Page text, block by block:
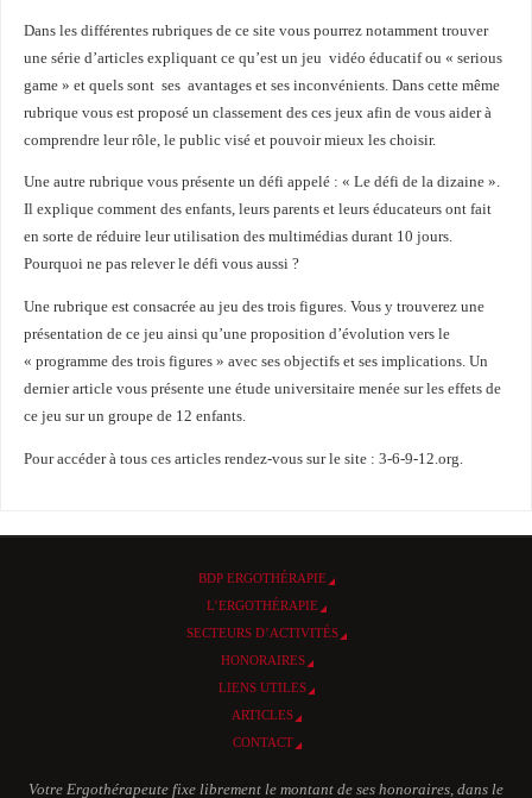
Dans les différentes rubriques de ce site vous pourrez notamment trouver
une série d’articles expliquant ce qu’est un jeu vidéo éducatif ou « serious
game » et quels sont ses avantages et ses inconvénients. Dans cette même
rubrique vous est proposé un classement des ces jeux afin de vous aider à
comprendre leur rôle, le public visé et pouvoir mieux les choisir.
Une autre rubrique vous présente un défi appelé : « Le défi de la dizaine ».
Il explique comment des enfants, leurs parents et leurs éducateurs ont fait
en sorte de réduire leur utilisation des multimédias durant 10 jours.
Pourquoi ne pas relever le défi vous aussi ?
Une rubrique est consacrée au jeu des trois figures. Vous y trouverez une
présentation de ce jeu ainsi qu’une proposition d’évolution vers le
« programme des trois figures » avec ses objectifs et ses implications. Un
dernier article vous présente une étude universitaire menée sur les effets de
ce jeu sur un groupe de 12 enfants.
Pour accéder à tous ces articles rendez-vous sur le site : 3-6-9-12.org.
BDP ERGOTHÉRAPIE
L’ERGOTHÉRAPIE
SECTEURS D’ACTIVITÉS
HONORAIRES
LIENS UTILES
ARTICLES
CONTACT
Votre Ergothérapeute fixe librement le montant de ses honoraires, dans le